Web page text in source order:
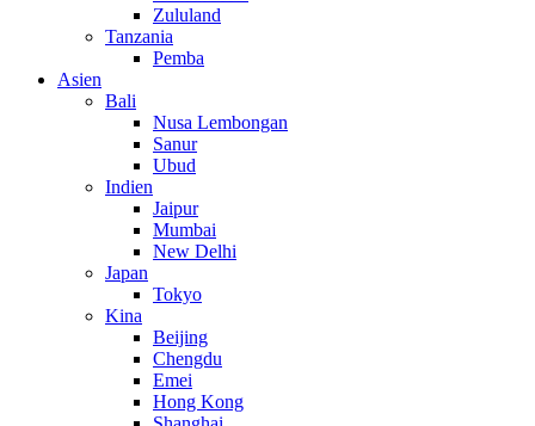
Zululand
Tanzania
Pemba
Asien
Bali
Nusa Lembongan
Sanur
Ubud
Indien
Jaipur
Mumbai
New Delhi
Japan
Tokyo
Kina
Beijing
Chengdu
Emei
Hong Kong